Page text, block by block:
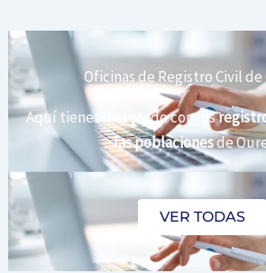
Oficinas de Registro Civil de
Aquí tienes un listado con los
las poblacionesde
VER TODAS